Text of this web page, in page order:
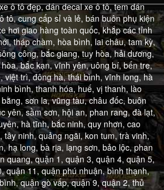
ô tô đẹp,dán decal xe ô tô, tem dán
tô, cung cấp sỉ và lẻ, bán buôn phụ kiện
hơi giao hàng toàn quốc, khắp các tỉnh
tháp chàm, hòa bình, lai châu, tam kỳ,
công, bắc giang, tuy hòa, hải dương,
bắc kạn, vĩnh yên, uông bí, bến tre,
việt trì, đông hà, thái bình, vĩnh long, hà
bình, thanh hóa, huế, vị thanh, lào
sơn la, vũng tàu, châu đốc, buôn
yên, sầm sơn, hội an, phan rang, đà lạt,
hà tĩnh, bắc ninh, quy nhơn, cao
tây ninh, quảng ngãi, kon tum, trà vinh,
hạ long, bà rịa, lạng sơn, bảo lộc, phan
quang,quận 1, quận 3, quận 4, quận 5,
quận 11, quận phú nhuận, bình thạnh,
quận gò vấp, quận 9, quận 2, thủ